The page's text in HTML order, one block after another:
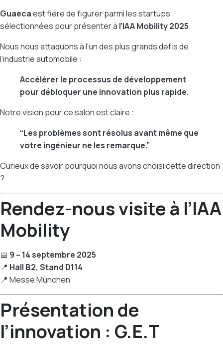
Guaecaest fière de figurer parmi les startups
sélectionnées pour présenter à l’IAA Mobility 2025.
Nous nous attaquons à l’un des plus grands défis de
l’industrie automobile :
Accélérer le processus de développement
pour débloquer une innovation plus rapide.
Notre vision pour ce salon est claire :
“Les problèmes sont résolus avant même que
votre ingénieur ne les remarque.”
Curieux de savoir pourquoi nous avons choisi cette direction
?
Rendez-nous visite à l’IAA
Mobility
📅 9 – 14 septembre 2025
📍 Hall B2, Stand D114
📍 Messe München
Présentation de
l’innovation : G.E.T